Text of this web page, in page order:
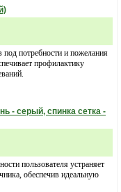
под потребности и пожелания
профилактику
- серый, спинка сетка -
пользователя устраняет
обеспечив идеальную